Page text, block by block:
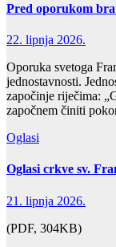
Pred oporukom
22. lipnja 2026.
Oporuka svetoga
jednostavnosti.
započinje riječima:
započnem činiti
Oglasi
Oglasi crkve sv.
21. lipnja 2026.
(PDF, 304KB)